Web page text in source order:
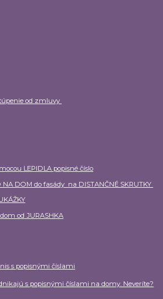
od zmluvy
LEPIDLA popisné číslo
NA DOM do fasády na DISTANČNÉ SKRUTKY
od JURASHKA
s popisnými číslami
s popisnými číslami na domy. Neveríte?